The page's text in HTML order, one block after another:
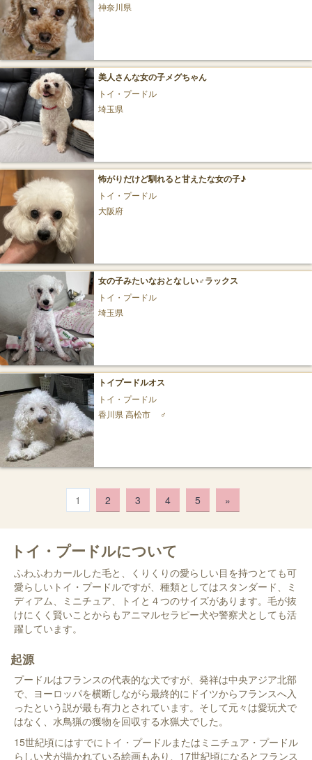
神奈川県
美人さんな女の子メグちゃん
トイ・プードル
埼玉県
怖がりだけど馴れると甘えたな女の子♪
トイ・プードル
大阪府
女の子みたいなおとなしい♂ラックス
トイ・プードル
埼玉県
トイプードルオス
トイ・プードル
香川県 高松市
♂
1 2 3 4 5 »
トイ・プードルについて
ふわふわカールした毛と、くりくりの愛らしい目を持つとても可
愛らしいトイ・プードルですが、種類としてはスタンダード、ミ
ディアム、ミニチュア、トイと４つのサイズがあります。毛が抜
けにくく賢いことからもアニマルセラピー犬や警察犬としても活
躍しています。
起源
プードルはフランスの代表的な犬ですが、発祥は中央アジア北部
で、ヨーロッパを横断しながら最終的にドイツからフランスへ入
ったという説が最も有力とされています。そして元々は愛玩犬で
はなく、水鳥猟の獲物を回収する水猟犬でした。
15世紀頃にはすでにトイ・プードルまたはミニチュア・プードル
らしい犬が描かれている絵画もあり、17世紀頃になるとフランス